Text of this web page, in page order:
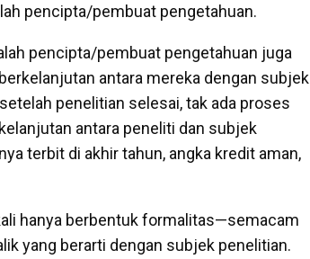
pencipta/pembuat pengetahuan.
pencipta/pembuat pengetahuan juga
antara mereka dengan subjek
penelitian selesai, tak ada proses
antara peneliti dan subjek
terbit di akhir tahun, angka kredit aman,
hanya berbentuk formalitas—semacam
yang berarti dengan subjek penelitian.